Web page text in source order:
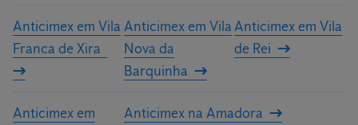
Anticimex em Vila
Franca de Xira
Anticimex em Vila
Nova da
Barquinha
Anticimex em Vila
de Rei
Anticimex em
Anticimex na Amadora